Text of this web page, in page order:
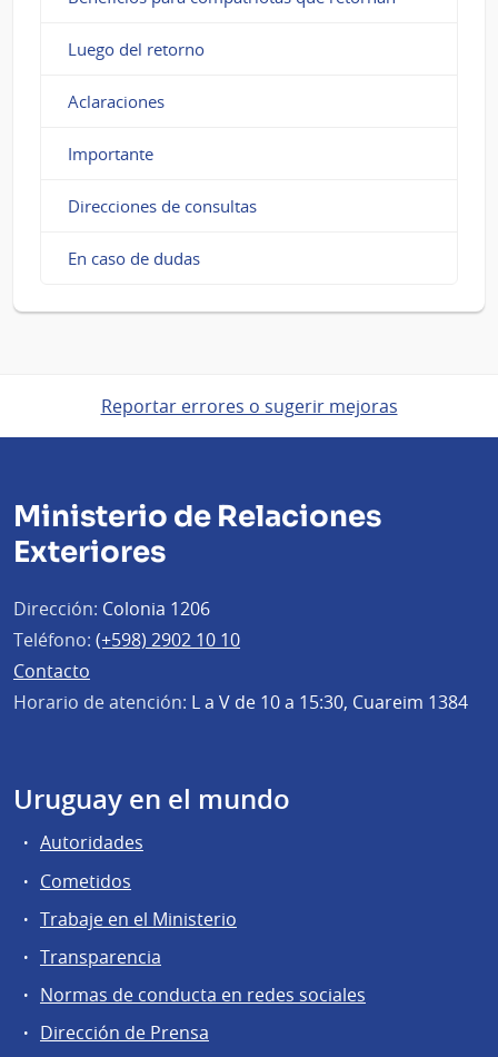
Luego del retorno
Aclaraciones
Importante
Direcciones de consultas
En caso de dudas
Reportar errores o sugerir mejoras
Ministerio de Relaciones
Exteriores
Dirección: Colonia 1206
Teléfono: (+598) 2902 10 10
Contacto
Horario de atención: L a V de 10 a 15:30, Cuareim 1384
Uruguay en el mundo
Autoridades
Cometidos
Trabaje en el Ministerio
Transparencia
Normas de conducta en redes sociales
Dirección de Prensa